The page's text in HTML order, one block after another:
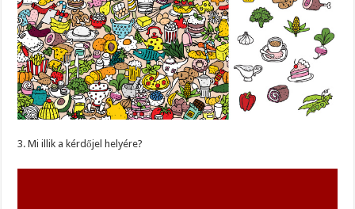
3. Mi illik a kérdőjel helyére?